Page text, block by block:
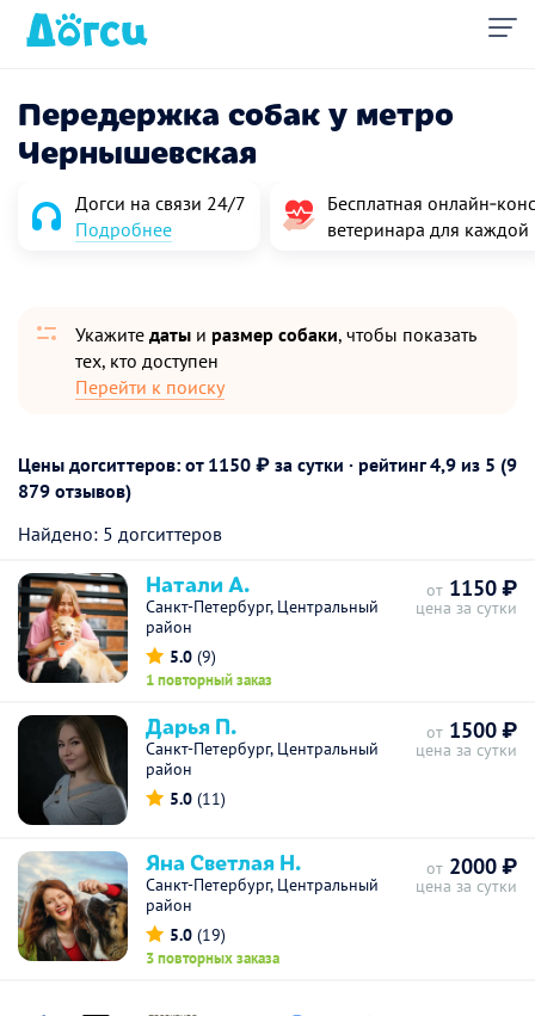
Передержка собак у метро
Чернышевская
Догси на связи 24/7
Подробнее
Бесплатная
ветеринара для
Укажите даты и размер собаки, чтобы показать
тех, кто доступен
Перейти к поиску
Цены догситтеров: от 1150 ₽ за сутки · рейтинг4,9 из 5 (9
879 отзывов)
Найдено: 5 догситтеров
Натали А.
Санкт-Петербург, Центральный
район
5.0 (9)
1 повторный заказ
от 1150 ₽
цена за сутки
Дарья П.
Санкт-Петербург, Центральный
район
5.0 (11)
от 1500 ₽
цена за сутки
Яна Светлая Н.
Санкт-Петербург, Центральный
район
5.0 (19)
3 повторных заказа
от 2000 ₽
цена за сутки